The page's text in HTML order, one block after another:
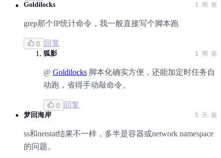
Goldilocks 1 周 前
grep那个IP统计命令，我一般直接写个脚本跑
0 回复
狐影 1 周 前
@ Goldilocks 脚本化确实方便，还能加定时任务自
动跑，省得手动敲命令。
0 回复
梦回海岸 5 天 前
ss和netstat结果不一样，多半是容器或network namespace
的问题。